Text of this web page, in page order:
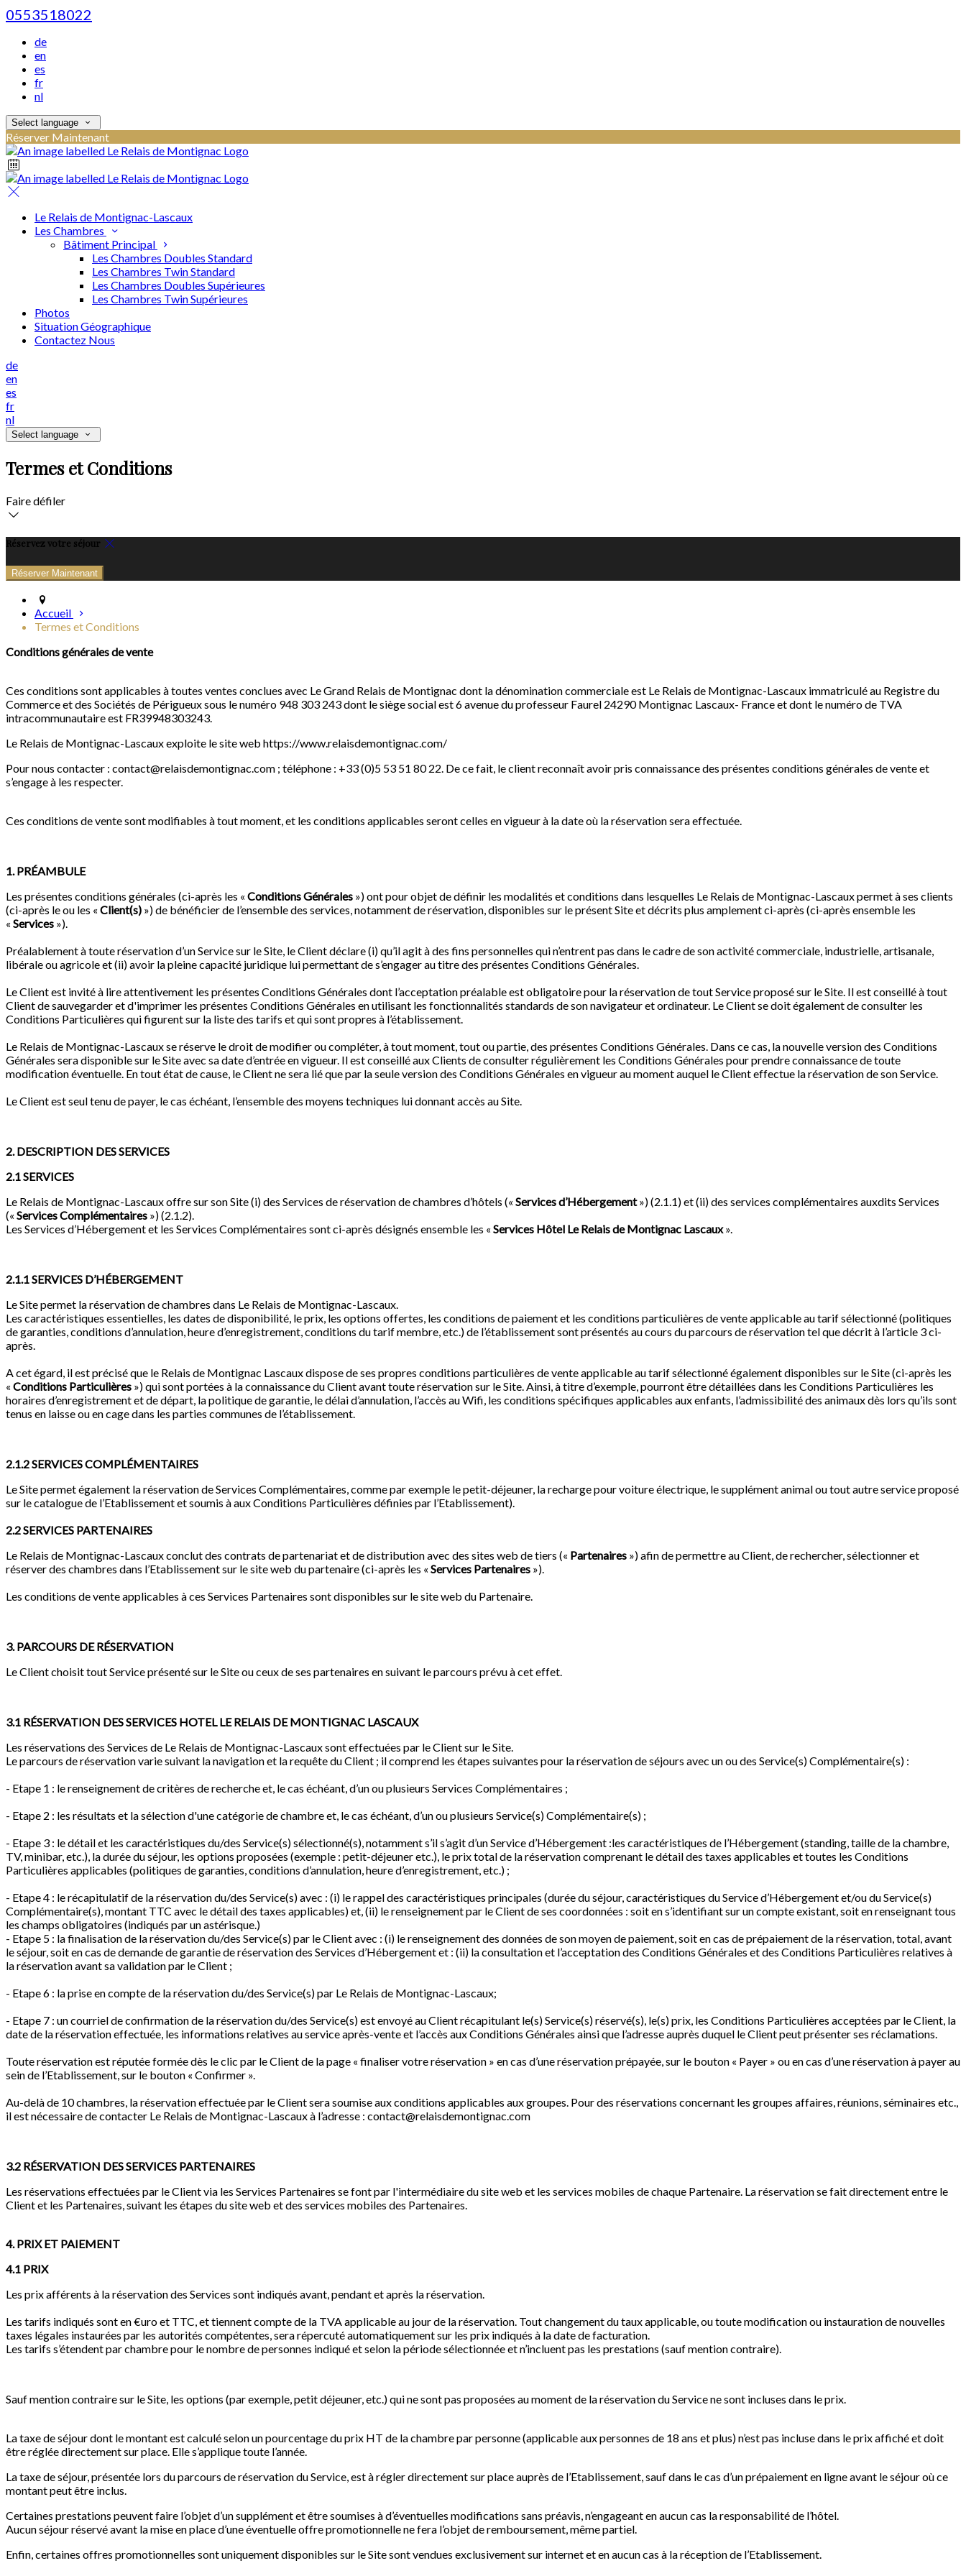
0553518022
de
en
es
fr
nl
Select language
Réserver Maintenant
Le Relais de Montignac-Lascaux
Les Chambres
Bâtiment Principal
Les Chambres Doubles Standard
Les Chambres Twin Standard
Les Chambres Doubles Supérieures
Les Chambres Twin Supérieures
Photos
Situation Géographique
Contactez Nous
de
en
es
fr
nl
Select language
Termes et Conditions
Faire défiler
Réservez votre séjour
Accueil
Termes et Conditions
Conditions générales de vente
Ces conditions sont applicables à toutes ventes conclues avec Le Grand Relais de Montignac dont la dénomination commerciale est Le Relais de Montignac-Lascaux immatriculé au Registre du
Commerce et des Sociétés de Périgueux sous le numéro 948 303 243dont le siège social est 6 avenue du professeur Faurel 24290 Montignac Lascaux- France et dont le numéro de TVA
intracommunautaire est FR39948303243.
Le Relais de Montignac-Lascaux exploite le site web https://www.relaisdemontignac.com/
Pour nous contacter : contact@relaisdemontignac.com ; téléphone : +33 (0)5 53 51 80 22. De ce fait, le client reconnaît avoir pris connaissance des présentes conditions générales de vente et
s’engage à les respecter.
Ces conditions de vente sont modifiables à tout moment, et les conditions applicables seront celles en vigueur à la date où la réservation sera effectuée.
1. PRÉAMBULE
Les présentes conditions générales (ci-après les « Conditions Générales ») ont pour objet de définir les modalités et conditions dans lesquelles Le Relais de Montignac-Lascaux permet à ses clients
(ci-après le ou les « Client(s) ») de bénéficier de l’ensemble des services, notamment de réservation, disponibles sur le présent Site et décrits plus amplement ci-après (ci-après ensemble les
« Services »).
Préalablement à toute réservation d’un Service sur le Site, le Client déclare (i) qu’il agit à des fins personnelles qui n’entrent pas dans le cadre de son activité commerciale, industrielle, artisanale,
libérale ou agricole et (ii) avoir la pleine capacité juridique lui permettant de s’engager au titre des présentes Conditions Générales.
Le Client est invité à lire attentivement les présentes Conditions Générales dont l’acceptation préalable est obligatoire pour la réservation de tout Service proposé sur le Site. Il est conseillé à tout
Client de sauvegarder et d'imprimer les présentes Conditions Générales en utilisant les fonctionnalités standards de son navigateur et ordinateur. Le Client se doit également de consulter les
Conditions Particulières qui figurent sur la liste des tarifs et qui sont propres à l’établissement.
Le Relais de Montignac-Lascaux se réserve le droit de modifier ou compléter, à tout moment, tout ou partie, des présentes Conditions Générales. Dans ce cas, la nouvelle version des Conditions
Générales sera disponible sur le Site avec sa date d’entrée en vigueur. Il est conseillé aux Clients de consulter régulièrement les Conditions Générales pour prendre connaissance de toute
modification éventuelle. En tout état de cause, le Client ne sera lié que par la seule version des Conditions Générales en vigueur au moment auquel le Client effectue la réservation de son Service.
Le Client est seul tenu de payer, le cas échéant, l’ensemble des moyens techniques lui donnant accès au Site.
2. DESCRIPTION DES SERVICES
2.1 SERVICES
Le Relais de Montignac-Lascaux offre sur son Site (i) des Services de réservation de chambres d’hôtels (« Services d’Hébergement») (2.1.1) et (ii) des services complémentaires auxdits Services
(« Services Complémentaires ») (2.1.2).
Les Services d’Hébergement et les Services Complémentaires sont ci-après désignés ensemble les « Services Hôtel Le Relais de Montignac Lascaux».
2.1.1 SERVICES D’HÉBERGEMENT
Le Site permet la réservation de chambres dans Le Relais de Montignac-Lascaux.
Les caractéristiques essentielles, les dates de disponibilité, le prix, les options offertes, les conditions de paiement et les conditions particulières de vente applicable au tarif sélectionné (politiques
de garanties, conditions d’annulation, heure d’enregistrement, conditions du tarif membre, etc.) de l’établissement sont présentés au cours du parcours de réservation tel que décrit à l’article 3 ci-
après.
A cet égard, il est précisé que le Relais de Montignac Lascaux dispose de ses propres conditions particulières de vente applicable au tarif sélectionné également disponibles sur le Site (ci-après les
« Conditions Particulières ») qui sont portées à la connaissance du Client avant toute réservation sur le Site. Ainsi, à titre d’exemple, pourront être détaillées dans les Conditions Particulières les
horaires d’enregistrement et de départ, la politique de garantie, le délai d’annulation, l’accès au Wifi, les conditions spécifiques applicables aux enfants, l’admissibilité des animaux dès lors qu’ils sont
tenus en laisse ou en cage dans les parties communes de l’établissement.
2.1.2 SERVICES COMPLÉMENTAIRES
Le Site permet également la réservation de Services Complémentaires, comme par exemple le petit-déjeuner, la recharge pour voiture électrique, le supplément animal ou tout autre service proposé
sur le catalogue de l’Etablissement et soumis à aux Conditions Particulières définies par l’Etablissement).
2.2 SERVICES PARTENAIRES
Le Relais de Montignac-Lascaux conclut des contrats de partenariat et de distribution avec des sites web de tiers (« Partenaires ») afin de permettre au Client, de rechercher, sélectionner et
réserver des chambres dans l’Etablissement sur le site web du partenaire (ci-après les « Services Partenaires »).
Les conditions de vente applicables à ces Services Partenaires sont disponibles sur le site web du Partenaire.
3. PARCOURS DE RÉSERVATION
Le Client choisit tout Service présenté sur le Site ou ceux de ses partenaires en suivant le parcours prévu à cet effet.
3.1 RÉSERVATION DES SERVICES HOTEL LE RELAIS DE MONTIGNAC LASCAUX
Les réservations des Services de Le Relais de Montignac-Lascaux sont effectuées par le Client sur le Site.
Le parcours de réservation varie suivant la navigation et la requête du Client ; il comprend les étapes suivantes pour la réservation de séjours avec un ou des Service(s) Complémentaire(s) :
- Etape 1 : le renseignement de critères de recherche et, le cas échéant, d’un ou plusieurs Services Complémentaires ;
- Etape 2 : les résultats et la sélection d'une catégorie de chambre et, le cas échéant, d’un ou plusieurs Service(s) Complémentaire(s) ;
- Etape 3 : le détail et les caractéristiques du/des Service(s) sélectionné(s), notamment s’il s’agit d’un Service d’Hébergement :les caractéristiques de l’Hébergement (standing, taille de la chambre,
TV, minibar, etc.), la durée du séjour, les options proposées (exemple : petit-déjeuner etc.), le prix total de la réservation comprenant le détail des taxes applicables et toutes les Conditions
Particulières applicables (politiques de garanties, conditions d’annulation, heure d’enregistrement, etc.) ;
- Etape 4 : le récapitulatif de la réservation du/des Service(s) avec : (i) le rappel des caractéristiques principales (durée du séjour, caractéristiques du Service d’Hébergement et/ou du Service(s)
Complémentaire(s), montant TTC avec le détail des taxes applicables) et, (ii) le renseignement par le Client de ses coordonnées : soit en s’identifiant sur un compte existant, soit en renseignant tous
les champs obligatoires (indiqués par un astérisque.)
- Etape 5 : la finalisation de la réservation du/des Service(s) par le Client avec : (i) le renseignement des données de son moyen de paiement, soit en cas de prépaiement de la réservation, total, avant
le séjour, soit en cas de demande de garantie de réservation des Services d’Hébergement et : (ii) la consultation et l’acceptation des Conditions Générales et des Conditions Particulières relatives à
la réservation avant sa validation par le Client ;
- Etape 6 : la prise en compte de la réservation du/des Service(s) par Le Relais de Montignac-Lascaux;
- Etape 7 : un courriel de confirmation de la réservation du/des Service(s) est envoyé au Client récapitulant le(s) Service(s) réservé(s), le(s) prix, les Conditions Particulières acceptées par le Client, la
date de la réservation effectuée, les informations relatives au service après-vente et l’accès aux Conditions Générales ainsi que l’adresse auprès duquel le Client peut présenter ses réclamations.
Toute réservation est réputée formée dès le clic par le Client de la page « finaliser votre réservation » en cas d’une réservation prépayée, sur le bouton « Payer » ou en cas d’une réservation à payer au
sein de l’Etablissement, sur le bouton « Confirmer ».
Au-delà de 10 chambres, la réservation effectuée par le Client sera soumise aux conditions applicables aux groupes. Pour des réservations concernant les groupes affaires, réunions, séminaires etc.,
il est nécessaire de contacter Le Relais de Montignac-Lascaux à l’adresse : contact@relaisdemontignac.com
3.2 RÉSERVATION DES SERVICES PARTENAIRES
Les réservations effectuées par le Client via les Services Partenaires se font par l'intermédiaire du site web et les services mobiles de chaque Partenaire. La réservation se fait directement entre le
Client et les Partenaires, suivant les étapes du site web et des services mobiles des Partenaires.
4. PRIX ET PAIEMENT
4.1 PRIX
Les prix afférents à la réservation des Services sont indiqués avant, pendant et après la réservation.
Les tarifs indiqués sont en €uro et TTC, et tiennent compte de la TVA applicable au jour de la réservation. Tout changement du taux applicable, ou toute modification ou instauration de nouvelles
taxes légales instaurées par les autorités compétentes, sera répercuté automatiquement sur les prix indiqués à la date de facturation.
Les tarifs s’étendent par chambre pour le nombre de personnes indiqué et selon la période sélectionnée et n’incluent pas les prestations (sauf mention contraire).
Sauf mention contraire sur le Site, les options (par exemple, petit déjeuner, etc.) qui ne sont pas proposées au moment de la réservation du Service ne sont incluses dans le prix.
La taxe de séjour dont le montant est calculé selon un pourcentage du prix HT de la chambre par personne(applicable aux personnes de 18 ans et plus) n’est pas incluse dans le prix affiché et doit
être réglée directement sur place. Elle s’applique toute l’année.
La taxe de séjour, présentée lors du parcours de réservation du Service, est à régler directement sur place auprès de l’Etablissement, sauf dans le cas d’un prépaiement en ligne avant le séjour où ce
montant peut être inclus.
Certaines prestations peuvent faire l’objet d’un supplément et être soumises à d’éventuelles modifications sans préavis, n’engageant en aucun cas la responsabilité de l’hôtel.
Aucun séjour réservé avant la mise en place d’une éventuelle offre promotionnelle ne fera l’objet de remboursement, même partiel.
Enfin, certaines offres promotionnelles sont uniquement disponibles sur le Site sont vendues exclusivement sur internet et en aucun cas à la réception de l’Etablissement.